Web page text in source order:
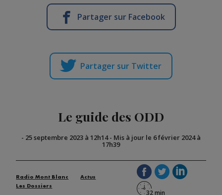
Partager sur Facebook
Partager sur Twitter
Le guide des ODD
- 25 septembre 2023 à 12h14- Mis à jour le 6 février 2024 à
17h39
Radio Mont Blanc
Actus
Les Dossiers